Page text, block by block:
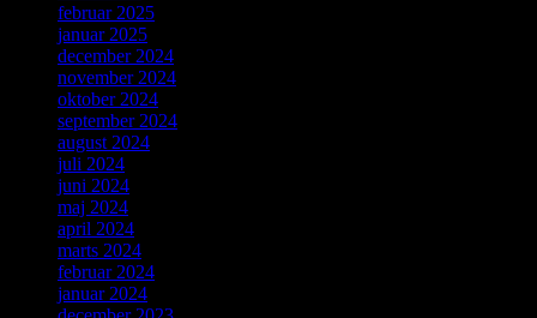
februar 2025
januar 2025
december 2024
november 2024
oktober 2024
september 2024
august 2024
juli 2024
juni 2024
maj 2024
april 2024
marts 2024
februar 2024
januar 2024